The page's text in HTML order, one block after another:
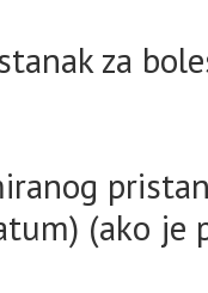
za
(ako je